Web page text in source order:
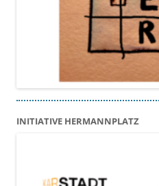
INITIATIVE HERMANNPLATZ